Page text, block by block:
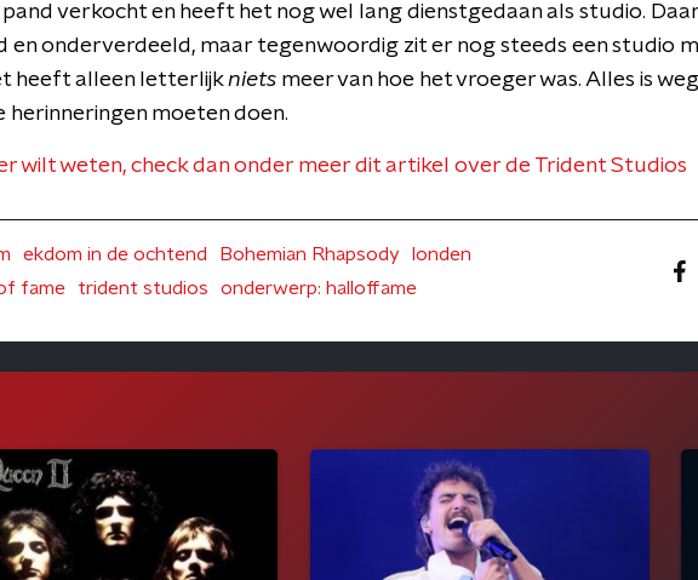
verkocht en heeft het nog wel lang dienstgedaan als studio.
en onderverdeeld, maar tegenwoordig zit er nog steeds een studio
heeft alleen letterlijkniets meer van hoe het vroeger was. Alles is
herinneringen moeten doen.
wilt weten, check dan onder meer dit artikel over de Trident Studios
ekdom in de ochtend Bohemian Rhapsody
londen
fame
trident studios onderwerp: halloffame